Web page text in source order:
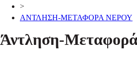
>
ΑΝΤΛΗΣΗ-ΜΕΤΑΦΟΡΑ ΝΕΡΟΥ
Άντληση-